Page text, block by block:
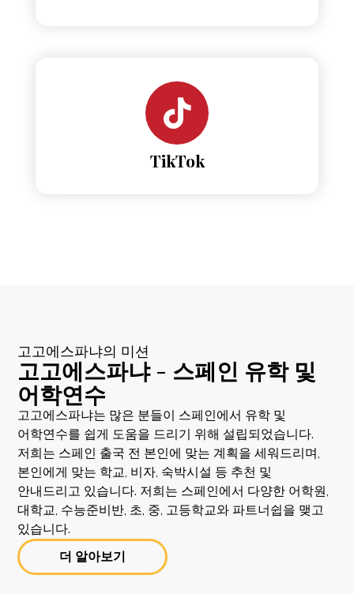
TikTok
고고에스파냐의 미션
고고에스파냐 - 스페인 유학 및
어학연수
고고에스파냐는 많은 분들이 스페인에서 유학 및
어학연수를 쉽게 도움을 드리기 위해 설립되었습니다.
저희는 스페인 출국 전 본인에 맞는 계획을 세워드리며,
본인에게 맞는 학교, 비자, 숙박시설 등 추천 및
안내드리고 있습니다. 저희는 스페인에서 다양한 어학원,
대학교, 수능준비반, 초, 중, 고등학교와 파트너쉽을 맺고
있습니다.
더 알아보기